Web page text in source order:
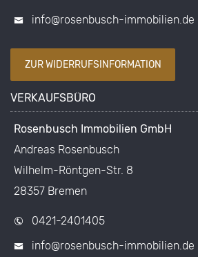
info@rosenbusch-immobilien.de
ZUR WIDERRUFSINFORMATION
VERKAUFSBÜRO
Rosenbusch Immobilien GmbH
Andreas Rosenbusch
Wilhelm-Röntgen-Str. 8
28357 Bremen
0421-2401405
info@rosenbusch-immobilien.de